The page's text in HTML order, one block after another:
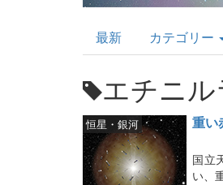
AstroArts
Topics
最新 カテゴリー
エチニ
重い
恒星・銀河
国立
い、